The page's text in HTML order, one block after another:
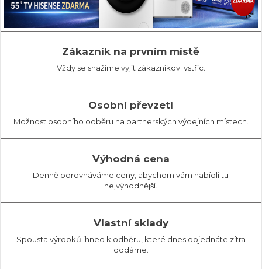
Zákazník na prvním místě
Vždy se snažíme vyjít zákazníkovi vstříc.
Osobní převzetí
Možnost osobního odběru na partnerských výdejních místech.
Výhodná cena
Denně porovnáváme ceny, abychom vám nabídli tu
nejvýhodnější.
Vlastní sklady
Spousta výrobků ihned k odběru, které dnes objednáte zítra
dodáme.